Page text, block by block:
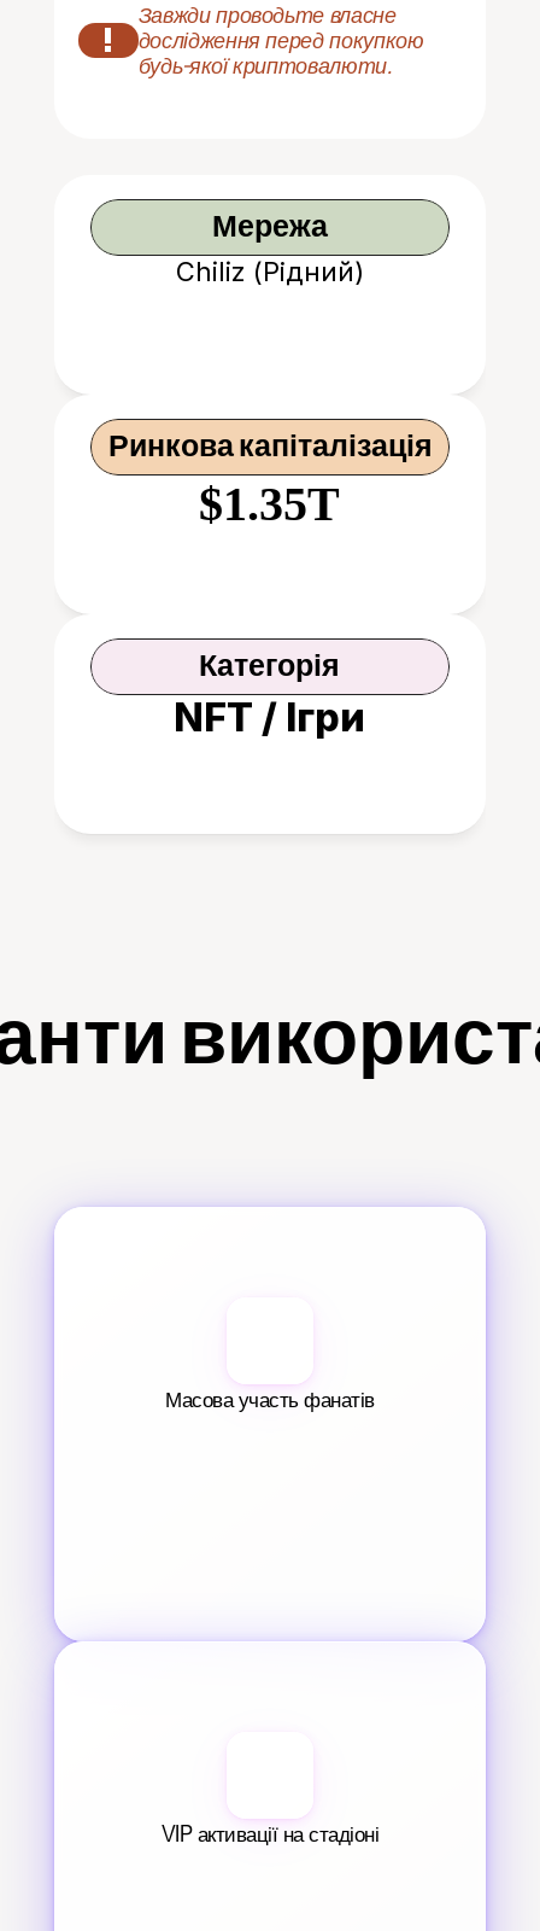
!
Завжди проводьте власне
дослідження перед покупкою
будь-якої криптовалюти.
Мережа
Chiliz (Рідний)
Ринкова капіталізація
$1.35T
Категорія
NFT / Ігри
Масова участь фанатів
VIP активації на стадіоні